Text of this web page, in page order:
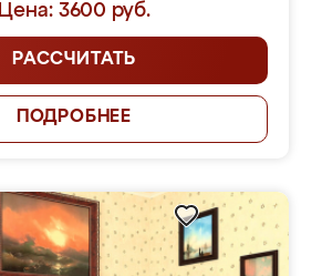
Цена: 3600 руб.
РАССЧИТАТЬ
ПОДРОБНЕЕ